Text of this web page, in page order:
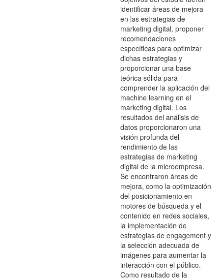
identificar áreas de mejora
en las estrategias de
marketing digital, proponer
recomendaciones
específicas para optimizar
dichas estrategias y
proporcionar una base
teórica sólida para
comprender la aplicación del
machine learning en el
marketing digital. Los
resultados del análisis de
datos proporcionaron una
visión profunda del
rendimiento de las
estrategias de marketing
digital de la microempresa.
Se encontraron áreas de
mejora, como la optimización
del posicionamiento en
motores de búsqueda y el
contenido en redes sociales,
la implementación de
estrategias de engagement y
la selección adecuada de
imágenes para aumentar la
interacción con el público.
Como resultado de la